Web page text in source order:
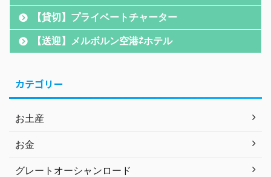
【貸切】プライベートチャーター
【送迎】メルボルン空港⇄ホテル
カテゴリー
お土産
お金
グレートオーシャンロード